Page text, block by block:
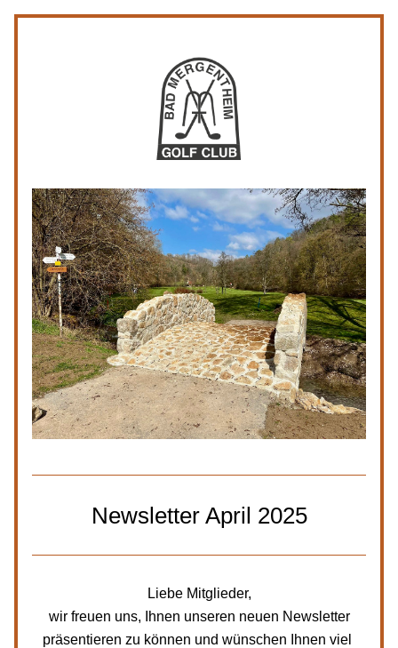
Newsletter April 2025
Liebe Mitglieder,
wir freuen uns, Ihnen unseren neuen Newsletter
präsentieren zu können und wünschen Ihnen viel